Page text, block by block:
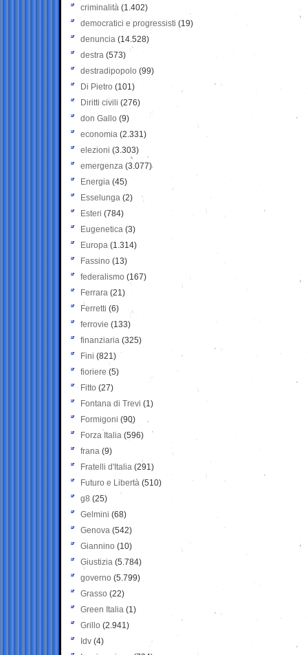
criminalità (1.402)
democratici e progressisti (19)
denuncia (14.528)
destra (573)
destradipopolo (99)
Di Pietro (101)
Diritti civili (276)
don Gallo (9)
economia (2.331)
elezioni (3.303)
emergenza (3.077)
Energia (45)
Esselunga (2)
Esteri (784)
Eugenetica (3)
Europa (1.314)
Fassino (13)
federalismo (167)
Ferrara (21)
Ferretti (6)
ferrovie (133)
finanziaria (325)
Fini (821)
fioriere (5)
Fitto (27)
Fontana di Trevi (1)
Formigoni (90)
Forza Italia (596)
frana (9)
Fratelli d'Italia (291)
Futuro e Libertà (510)
g8 (25)
Gelmini (68)
Genova (542)
Giannino (10)
Giustizia (5.784)
governo (5.799)
Grasso (22)
Green Italia (1)
Grillo (2.941)
Idv (4)